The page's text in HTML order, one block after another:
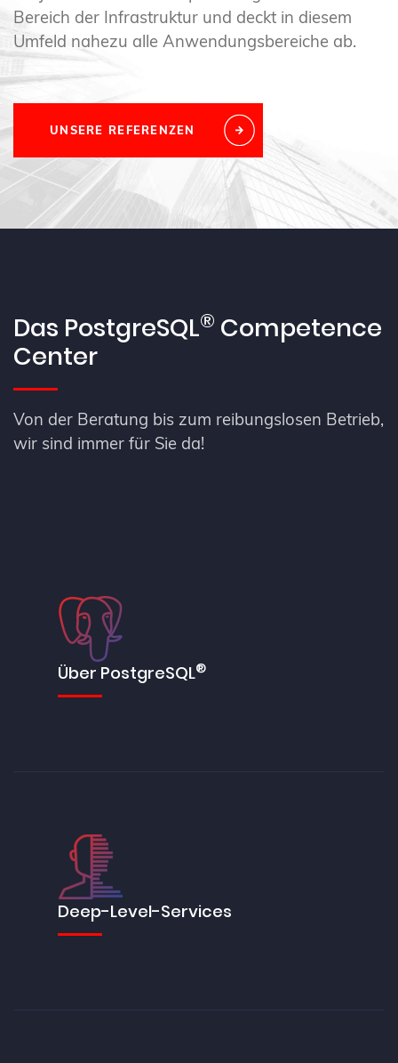
Bereich der Infrastruktur und deckt in diesem
Umfeld nahezu alle Anwendungsbereiche ab.
UNSERE REFERENZEN
Das PostgreSQL® Competence
Center
Von der Beratung bis zum reibungslosen Betrieb,
wir sind immer für Sie da!
Über PostgreSQL®
Deep-Level-Services